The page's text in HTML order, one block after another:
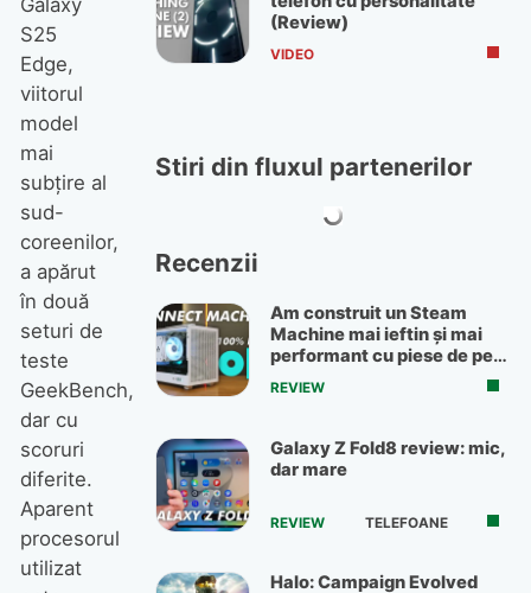
Galaxy
S25
Edge,
viitorul
model
mai
subțire al
sud-
coreenilor,
a apărut
în două
seturi de
teste
GeekBench,
dar cu
scoruri
diferite.
Aparent
procesorul
utilizat
(Review)
VIDEO
Stiri din fluxul partenerilor
Recenzii
Am construit un Steam
Machine mai ieftin și mai
performant cu piese de pe
OLX
REVIEW
Galaxy Z Fold8 review: mic,
dar mare
REVIEW TELEFOANE
Halo: Campaign Evolved